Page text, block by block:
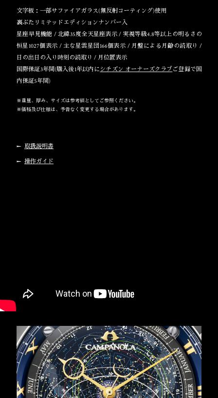
文字板：一部サファイアガラス(無反射コーティング)使用
裏ぶたリミテッドエディションナンバー入
星座早見機能 / 北緯35度全天星座表示 / 実視等級4.8等以上の明るさの
恒星1027個表示 / 主な星雲星団166個表示 / 月盤による月齢の読取り /
日の出日の入り時刻の読取り / 月位置表示
国際保証3年間(購入後1年以内にシチズン オーナーズクラブ ご登録で国
内保証5年間)
※重量、厚み、サイズは参考値としてご参照ください。
※価格及び仕様は、予告なく変更する場合があります。
取扱説明書
操作ガイド